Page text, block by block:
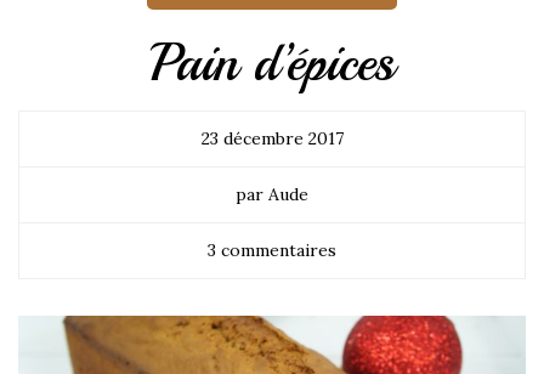
Pain d’épices
23 décembre 2017
par Aude
3 commentaires